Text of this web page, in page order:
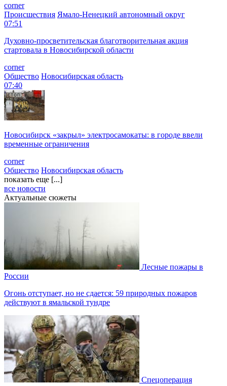
corner
Происшествия Ямало-Ненецкий автономный округ
07:51
Духовно-просветительская благотворительная акция
стартовала в Новосибирской области
corner
Общество Новосибирская область
07:40
Новосибирск «закрыл» электросамокаты: в городе ввели
временные ограничения
corner
Общество Новосибирская область
показать еще [...]
все новости
Актуальные сюжеты
Лесные пожары в
России
Огонь отступает, но не сдается: 59 природных пожаров
действуют в ямальской тундре
Спецоперация